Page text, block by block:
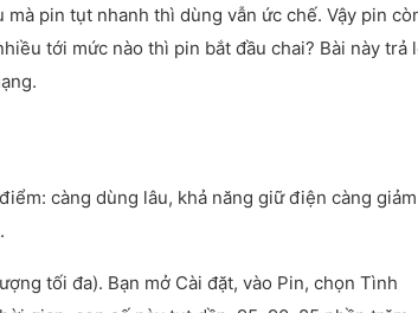
pin tụt nhanh thì dùng vẫn ức chế. Vậy pin
tới mức nào thì pin bắt đầu chai? Bài này trả
càng dùng lâu, khả năng giữ điện càng
tối đa). Bạn mở Cài đặt, vào Pin, chọn Tình